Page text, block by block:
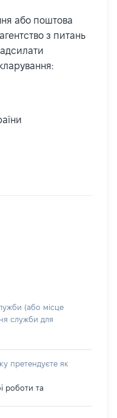
або поштова
з питань
(або місце
служби для
претендуєте як
роботи та